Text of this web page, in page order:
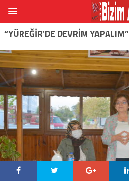
“YÜREĞIR’DE DEVRIM YAPALIM”